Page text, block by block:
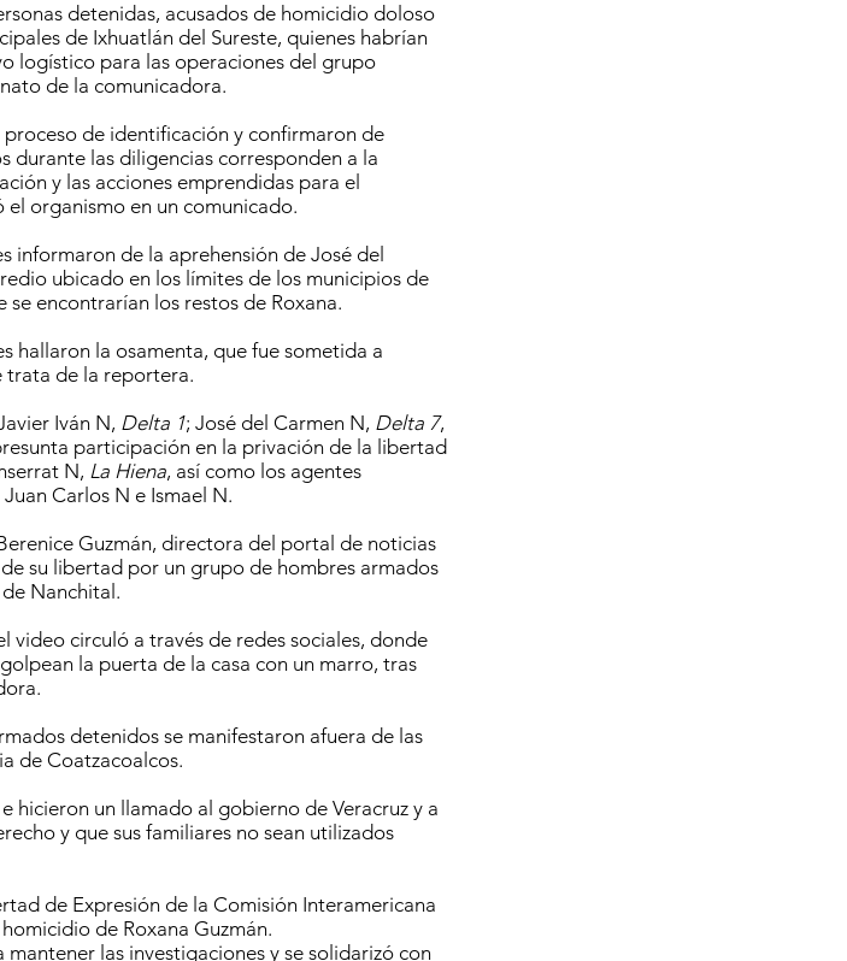
detenidas, acusados de homicidio doloso
de Ixhuatlán del Sureste, quienes habrían
logístico para las operaciones del grupo
de la comunicadora.
de identificación y confirmaron de
durante las diligencias corresponden a la
y las acciones emprendidas para el
el organismo en un comunicado.
informaron de la aprehensión de José del
ubicado en los límites de los municipios de
encontrarían los restos de Roxana.
hallaron la osamenta, que fue sometida a
trata de la reportera.
Iván N, Delta 1; José del Carmen N, Delta 7,
participación en la privación de la libertad
N, La Hiena, así como los agentes
Carlos N e Ismael N.
Guzmán, directora del portal de noticias
su libertad por un grupo de hombres armados
Nanchital.
video circuló a través de redes sociales, donde
la puerta de la casa con un marro, tras
detenidos se manifestaron afuera de las
de Coatzacoalcos.
hicieron un llamado al gobierno de Veracruz y a
y que sus familiares no sean utilizados
de Expresión de la Comisión Interamericana
de Roxana Guzmán.
las investigaciones y se solidarizó con